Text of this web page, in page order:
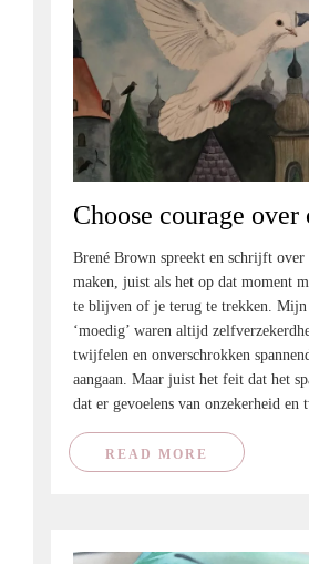
Choose courage
Brené Brown spreekt en schrijft over
maken, juist als het op dat moment
te blijven of je terug te trekken. Mijn
‘moedig’ waren altijd
twijfelen en onverschrokken
aangaan. Maar juist het feit dat het
dat er gevoelens van onzekerheid
READ MORE